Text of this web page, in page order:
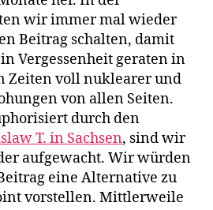
wir immer mal wieder
Beitrag schalten, damit
Vergessenheit geraten in
Zeiten voll nuklearer und
von allen Seiten.
durch den
T. in Sachsen, sind wir
aufgewacht. Wir würden
eine Alternative zu
vorstellen. Mittlerweile